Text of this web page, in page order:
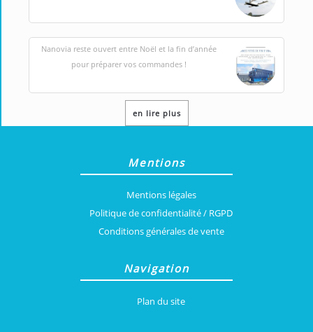
Nanovia reste ouvert entre Noël et la fin d’année
pour préparer vos commandes !
en lire plus
Mentions
Mentions légales
Politique de confidentialité / RGPD
Conditions générales de vente
Navigation
Plan du site